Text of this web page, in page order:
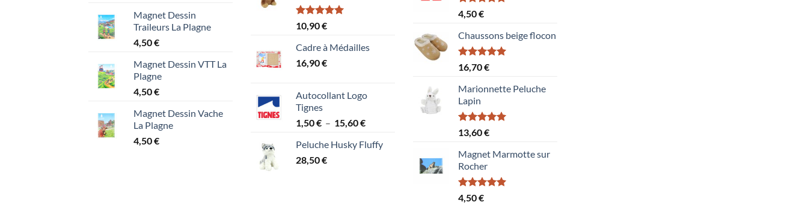
Magnet Dessin
Traileurs La Plagne
4,50€
Magnet Dessin VTT La
Plagne
4,50€
Magnet Dessin Vache
La Plagne
4,50€
Note5.00
sur 5
10,90€
Cadre à Médailles
16,90€
Autocollant Logo
Tignes
1,50€ – 15,60€Plage
prix :
Peluche Husky Fluffy
28,50€
Note5.00
sur 5
4,50€
Chaussons beige flocon
Note5.00
sur 5
16,70€
Marionnette Peluche
Lapin
Note5.00
sur 5
13,60€
Magnet Marmotte sur
Rocher
Note5.00
sur 5
4,50€